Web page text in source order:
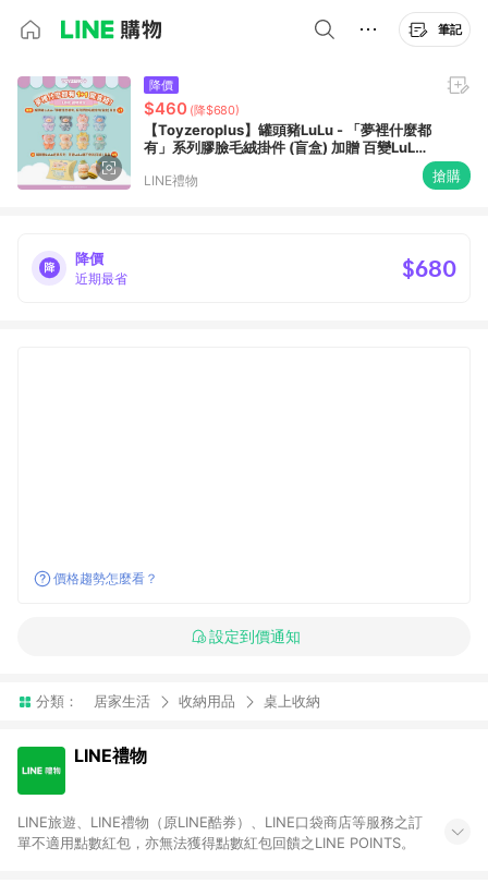
筆記
降價
$460 (降$680)
【Toyzeroplus】罐頭豬LuLu - 「夢裡什麼都
有」系列膠臉毛絨掛件 (盲盒) 加贈 百變LuLu
LINE禮物 搶購
降價
近期最省 $680
價格趨勢怎麼看？
設定到價通知
分類： 居家生活 收納用品 桌上收納
LINE禮物
LINE旅遊、LINE禮物（原LINE酷券）、LINE口袋商店等服務之訂
單不適用點數紅包，亦無法獲得點數紅包回饋之LINE POINTS。